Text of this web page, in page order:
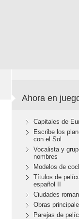
Ahora en
Capitales de
Escribe los
con el Sol
Vocalista y
nombres
Modelos de
Títulos de
español II
Ciudades
Obras
Parejas de